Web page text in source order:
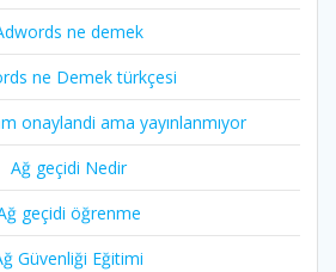
ne demek
ne Demek türkçesi
onaylandi ama yayınlanmıyor
Ağ geçidi Nedir
geçidi öğrenme
Güvenliği Eğitimi